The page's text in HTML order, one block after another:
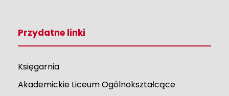
Przydatne linki
Księgarnia
Akademickie Liceum Ogólnokształcące